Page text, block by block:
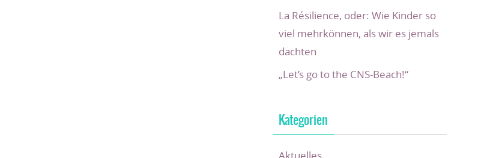
La Résilience, oder: Wie Kinder so
viel mehrkönnen, als wir es jemals
dachten
„Let’s go to the CNS-Beach!“
Kategorien
Aktuelles